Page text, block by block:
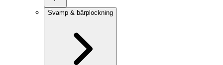
Svamp & bärplockning